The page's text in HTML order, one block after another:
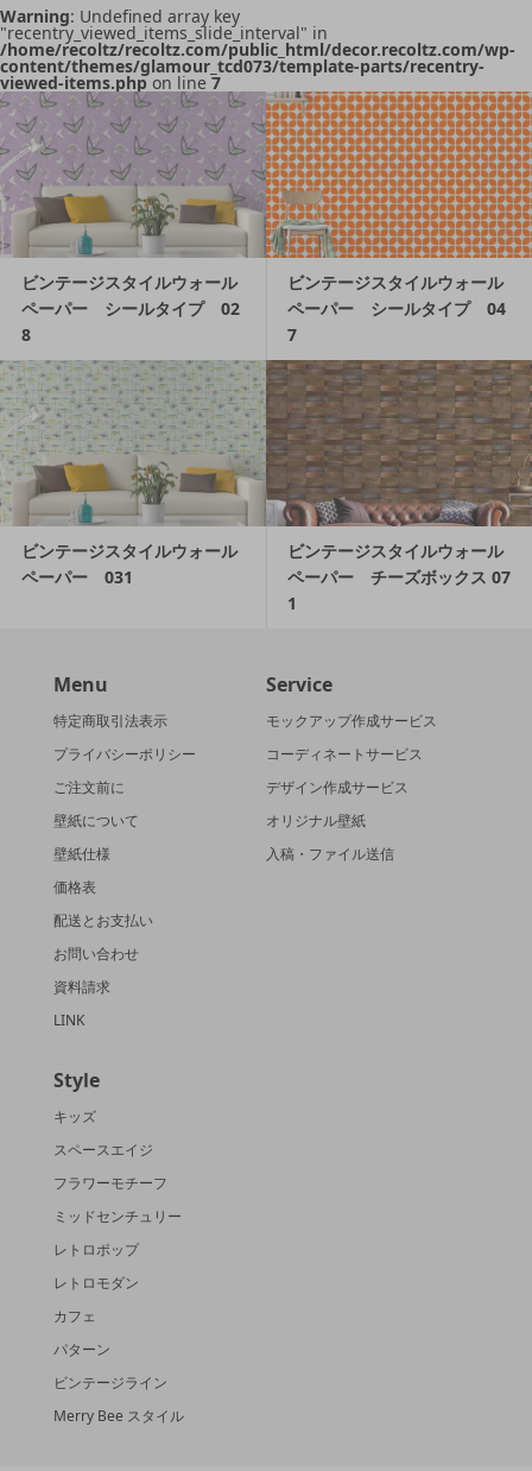
Warning: Undefined array key
"recentry_viewed_items_slide_interval" in
/home/recoltz/recoltz.com/public_html/decor.recoltz.com/wp-
content/themes/glamour_tcd073/template-parts/recentry-
viewed-items.phpon line 7
ビンテージスタイルウォール
ペーパー シールタイプ 02
8
ビンテージスタイルウォール
ペーパー シールタイプ 04
7
ビンテージスタイルウォール
ペーパー 031
ビンテージスタイルウォール
ペーパー チーズボックス 07
1
Menu
特定商取引法表示
プライバシーポリシー
ご注文前に
壁紙について
壁紙仕様
価格表
配送とお支払い
お問い合わせ
資料請求
LINK
Service
モックアップ作成サービス
コーディネートサービス
デザイン作成サービス
オリジナル壁紙
入稿・ファイル送信
Style
キッズ
スペースエイジ
フラワーモチーフ
ミッドセンチュリー
レトロポップ
レトロモダン
カフェ
パターン
ビンテージライン
Merry Bee スタイル